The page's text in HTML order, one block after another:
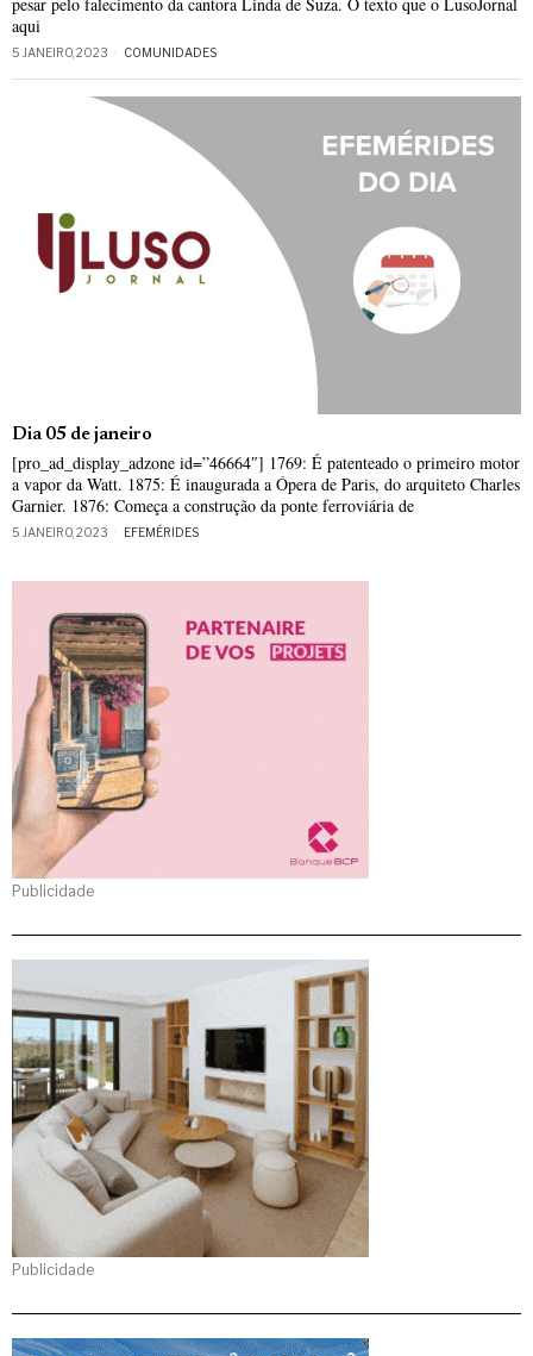
aqui
5 JANEIRO, 2023 COMUNIDADES
Dia 05 de janeiro
[pro_ad_display_adzone id=”46664″] 1769: É patenteado o primeiro motor
a vapor da Watt. 1875: É inaugurada a Ópera de Paris, do arquiteto Charles
Garnier. 1876: Começa a construção da ponte ferroviária de
5 JANEIRO, 2023 EFEMÉRIDES
Publicidade
Publicidade